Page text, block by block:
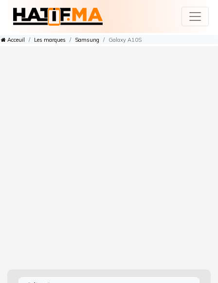
Acceuil Les marques Samsung Galaxy A10S